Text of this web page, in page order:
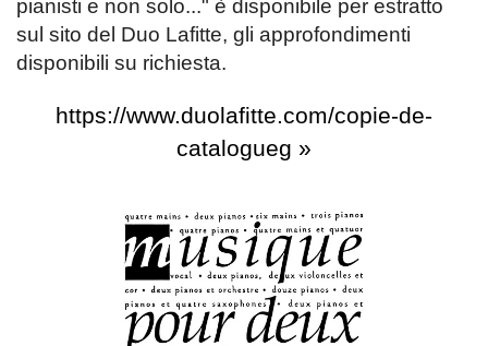
pianisti e non solo..." è disponibile per estratto
sul sito del Duo Lafitte, gli approfondimenti
disponibili su richiesta.
https://www.duolafitte.com/copie-de-
catalogueg »